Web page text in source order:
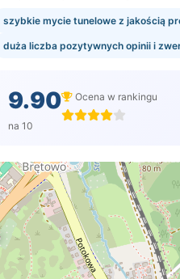
szybkie mycie tunelowe z jakością
duża liczba pozytywnych opinii i
9.90
na 10
Ocena w rankingu